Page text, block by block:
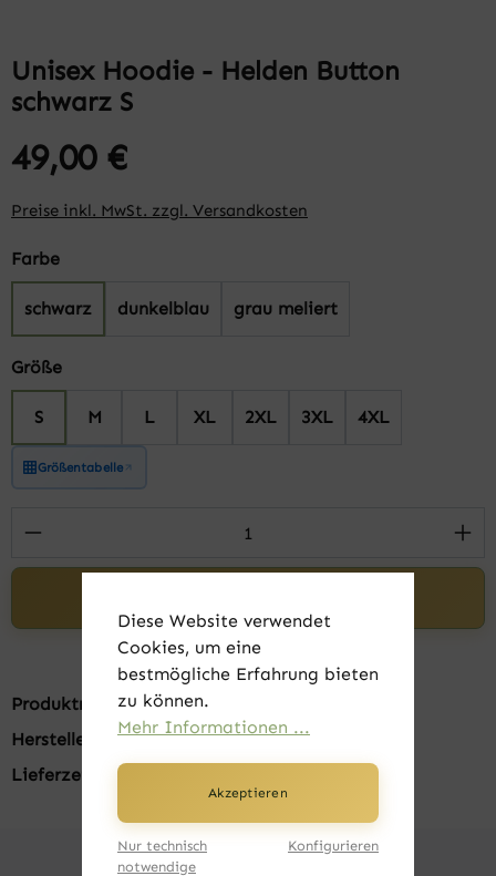
Unisex Hoodie - Helden Button
schwarz S
49,00 €
Preise inkl. MwSt. zzgl. Versandkosten
Farbeauswählen
schwarz dunkelblau grau meliert
Größeauswählen
S M L XL 2XL 3XL 4XL
Größentabelle
Produkt Anzahl: Gib den gewünschten
Produktnummer:FK20325-001
Hersteller:
Russell
Lieferzeit:
1-3 Tage
Diese Website verwendet
Cookies, um eine
bestmögliche Erfahrung bieten
zu können.
Mehr Informationen ...
Akzeptieren
Nur technisch
notwendige
Konfigurieren